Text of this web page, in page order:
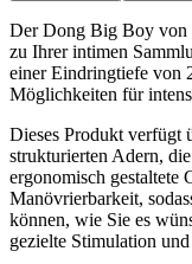
Der Dong Big Boy von
zu Ihrer intimen
einer Eindringtiefe von
Möglichkeiten für
Dieses Produkt verfügt
strukturierten Adern,
ergonomisch gestaltete
Manövrierbarkeit,
können, wie Sie es
gezielte Stimulation